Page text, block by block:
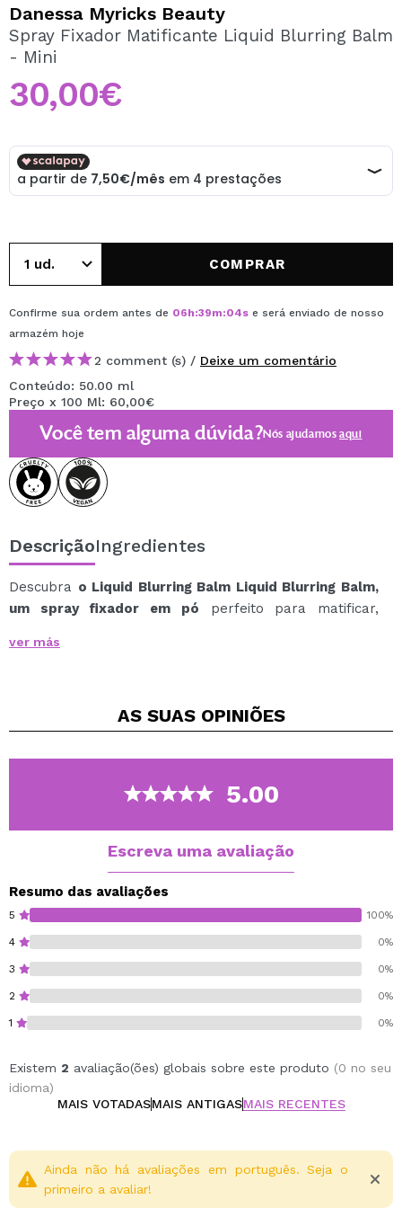
Ao criar uma conta no Maquibeauty.pt pode fazer as suas
compras rapidamente, verificar o estado das suas
Danessa Myricks Beauty
Spray Fixador Matificante Liquid Blurring Balm
- Mini
30,00€
COMPRAR
Confirme sua ordem antes de 06h:39m:03se será enviado de nosso
armazém hoje
2 comment (s) / Deixe um comentário
Conteúdo: 50.00 ml
Preço x 100 Ml: 60,00€
Você tem alguma dúvida?Nós ajudamosaqui
DescriçãoIngredientes
Descubra o Liquid Blurring Balm Liquid Blurring Balm,
um spray fixador em pó perfeito para matificar,
Graças à tecnologia Danessa Myricks, este spray ajuda
Sua fórmula leve e inovadora pode ser aplicada
compacto, como um pó compacto.
Ele não resseca a pele, não deixa a pele opaca e
também é enriquecido com ingredientes ativos
maquiagem intacta.
mistas ou oleosas. Uma revolução na sua rotina de
maquiagem!
Upsalite®
Cruelty free.
ver más
AS SUAS OPINIÕES
5.00
Escreva uma avaliação
Resumo das avaliações
5 100%
4 0%
3 0%
2 0%
1 0%
Existem 2 avaliação(ões) globais sobre este produto (0 no seu
idioma)
MAIS VOTADASMAIS ANTIGASMAIS RECENTES
Ainda não há avaliações em português. Seja o
primeiro a avaliar!